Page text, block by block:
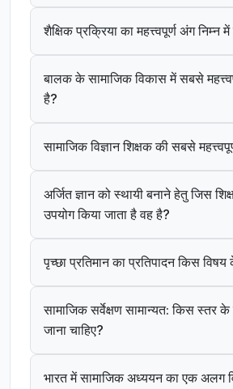
शैक्षिक प्रक्रिया का महत्त्वपूर्ण अंग निम्न
बालक के सामाजिक विकास में सबसे
है?
सामाजिक विज्ञान शिक्षक की सबसे
अर्जित ज्ञान को स्थायी बनाने हेतु जिस
उपयोग किया जाता है वह है?
पृच्छा प्रतिमान का प्रतिपादन किस
सामाजिक सर्वेक्षण सामान्यत: किस स्तर के
जाना चाहिए?
भारत में सामाजिक अध्ययन का एक अलग